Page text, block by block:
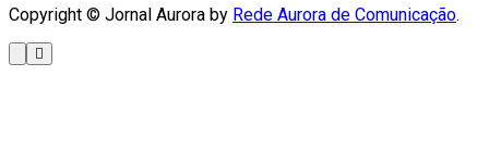
Copyright © Jornal Aurora by Rede Aurora de Comunicação.